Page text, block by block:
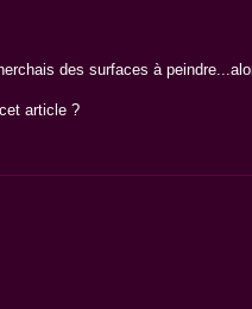
des surfaces à
article ?